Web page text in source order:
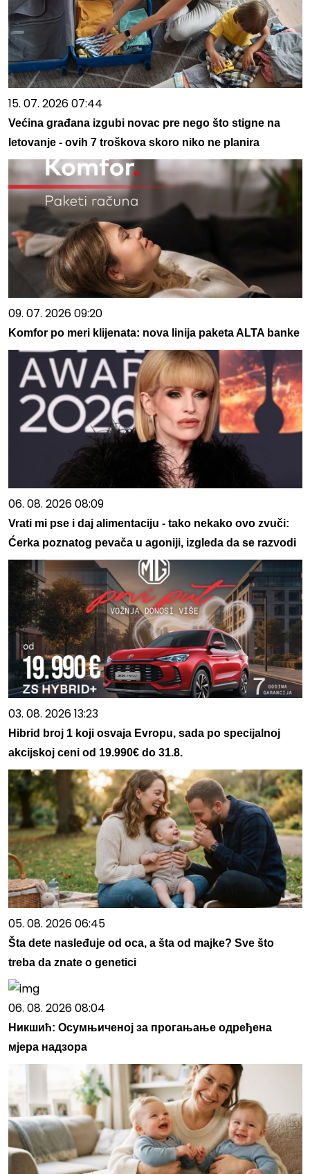
15. 07. 2026 07:44
Većina građana izgubi novac pre nego što stigne na
letovanje - ovih 7 troškova skoro niko ne planira
09. 07. 2026 09:20
Komfor po meri klijenata: nova linija paketa ALTA banke
06. 08. 2026 08:09
Vrati mi pse i daj alimentaciju - tako nekako ovo zvuči:
Ćerka poznatog pevača u agoniji, izgleda da se razvodi
03. 08. 2026 13:23
Hibrid broj 1 koji osvaja Evropu, sada po specijalnoj
akcijskoj ceni od 19.990€ do 31.8.
05. 08. 2026 06:45
Šta dete nasleđuje od oca, a šta od majke? Sve što
treba da znate o genetici
06. 08. 2026 08:04
Никшић: Осумњиченој за прогањање одређена
мјера надзора